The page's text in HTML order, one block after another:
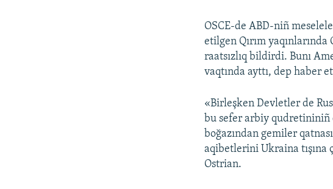
OSCE-de ABD-niñ
etilgen Qırım
raatsızlıq bildirdi. Bunı
vaqtında ayttı, dep haber
«Birleşken Devletler de
bu sefer arbiy qudretininiñ
boğazından gemiler
aqibetlerini Ukraina tışına
Ostrian.